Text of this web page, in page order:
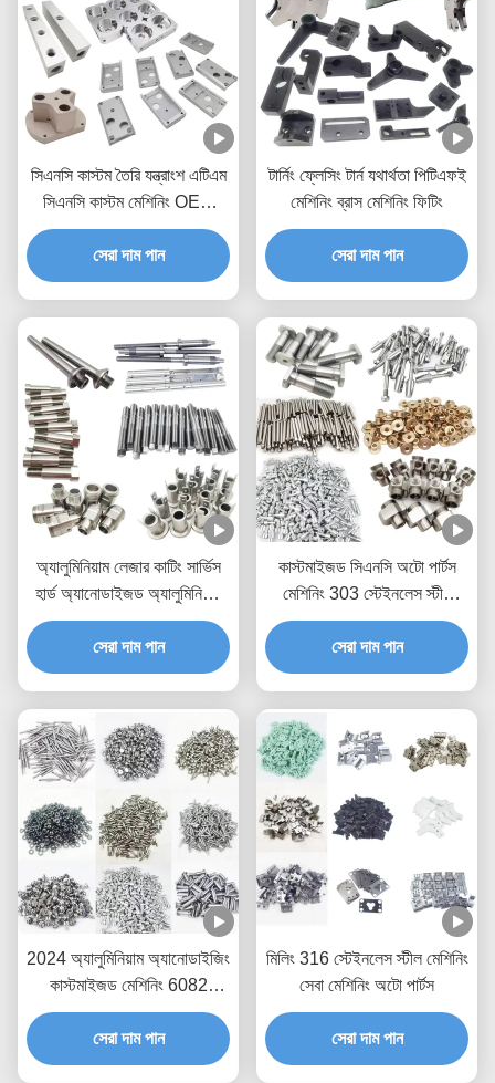
সিএনসি কাস্টম তৈরি যন্ত্রাংশ এটিএম
সিএনসি কাস্টম মেশিনিং OEM
ODM
সেরা দাম পান
টার্নিং ফ্লেসিং টার্ন যথার্থতা পিটিএফই
মেশিনিং ব্রাস মেশিনিং ফিটিং
সেরা দাম পান
অ্যালুমিনিয়াম লেজার কাটিং সার্ভিস
হার্ড অ্যানোডাইজড অ্যালুমিনিয়াম
মেশিনিং
সেরা দাম পান
কাস্টমাইজড সিএনসি অটো পার্টস
মেশিনিং 303 স্টেইনলেস স্টীল
মেশিনিং 304 Ss
সেরা দাম পান
2024 অ্যালুমিনিয়াম অ্যানোডাইজিং
কাস্টমাইজড মেশিনিং 6082
অ্যালুমিনিয়াম সিএনসি 6063
সেরা দাম পান
মিলিং 316 স্টেইনলেস স্টীল মেশিনিং
সেবা মেশিনিং অটো পার্টস
সেরা দাম পান